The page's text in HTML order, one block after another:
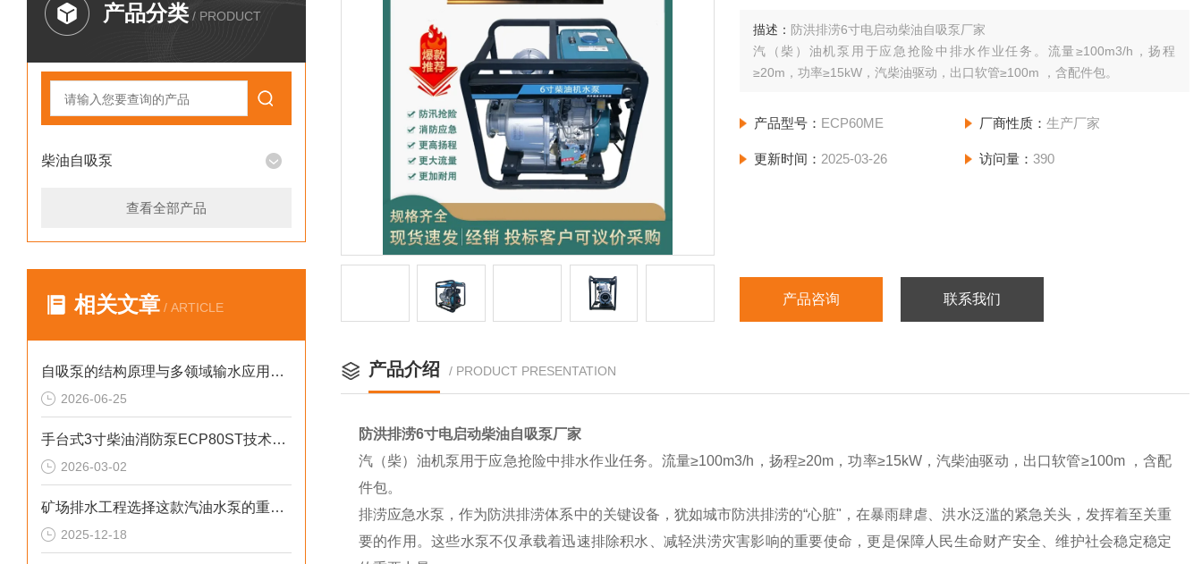
产品分类 / PRODUCT
柴油自吸泵
查看全部产品
相关文章 / ARTICLE
自吸泵的结构原理与多领域输水应用探析
2026-06-25
手台式3寸柴油消防泵ECP80ST技术参数
2026-03-02
矿场排水工程选择这款汽油水泵的重要性
2025-12-18
描述： 防洪排涝6寸电启动柴油自吸泵厂家
汽（柴）油机泵用于应急抢险中排水作业任务。流量≥100m3/h，扬程
≥20m，功率≥15kW，汽柴油驱动，出口软管≥100m ，含配件包。
产品型号： ECP60ME 厂商性质： 生产厂家
更新时间： 2025-03-26 访问量： 390
产品咨询 联系我们
产品介绍 / PRODUCT PRESENTATION
防洪排涝6寸电启动柴油自吸泵厂家
汽（柴）油机泵用于应急抢险中排水作业任务。流量≥100m3/h，扬程≥20m，功率≥15kW，汽柴油驱动，出口软管≥100m ，含配
件包。
排涝应急水泵，作为防洪排涝体系中的关键设备，犹如城市防洪排涝的“心脏"，在暴雨肆虐、洪水泛滥的紧急关头，发挥着至关重
要的作用。这些水泵不仅承载着迅速排除积水、减轻洪涝灾害影响的重要使命，更是保障人民生命财产安全、维护社会稳定稳定